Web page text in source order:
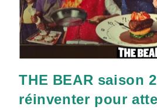
THE BEAR saison
réinventer pour